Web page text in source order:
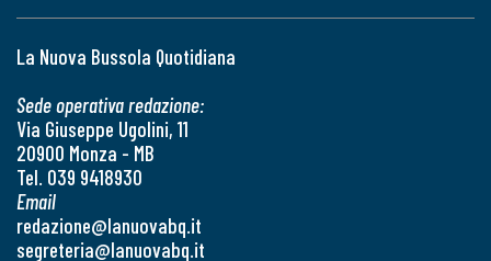
La Nuova Bussola Quotidiana
Sede operativa redazione:
Via Giuseppe Ugolini, 11
20900 Monza - MB
Tel. 039 9418930
Email
redazione@lanuovabq.it
segreteria@lanuovabq.it